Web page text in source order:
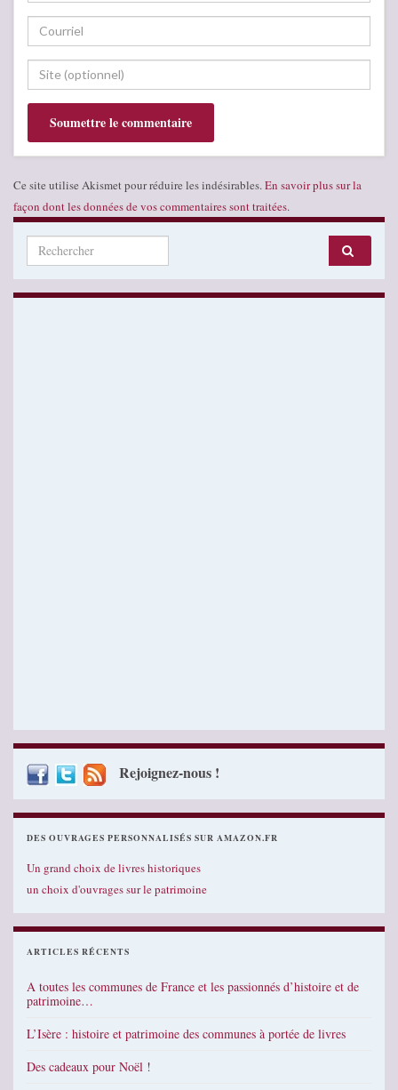
Ce site utilise Akismet pour réduire les indésirables. En savoir plus sur la
façon dont les données de vos commentaires sont traitées.
Search for:
Rejoignez-nous !
DES OUVRAGES PERSONNALISÉS SUR AMAZON.FR
Un grand choix de livres historiques
un choix d'ouvrages sur le patrimoine
ARTICLES RÉCENTS
A toutes les communes de France et les passionnés d’histoire et de
patrimoine…
L’Isère : histoire et patrimoine des communes à portée de livres
Des cadeaux pour Noël !